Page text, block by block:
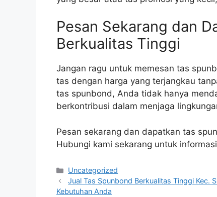
Pesan Sekarang dan
Berkualitas Tinggi
Jangan ragu untuk memesan tas
tas dengan harga yang terjangkau
tas spunbond, Anda tidak hanya
berkontribusi dalam menjaga
Pesan sekarang dan dapatkan tas
Hubungi kami sekarang untuk
Categories
Uncategorized
Jual Tas Spunbond Berkualitas Tinggi Kec.
Kebutuhan Anda